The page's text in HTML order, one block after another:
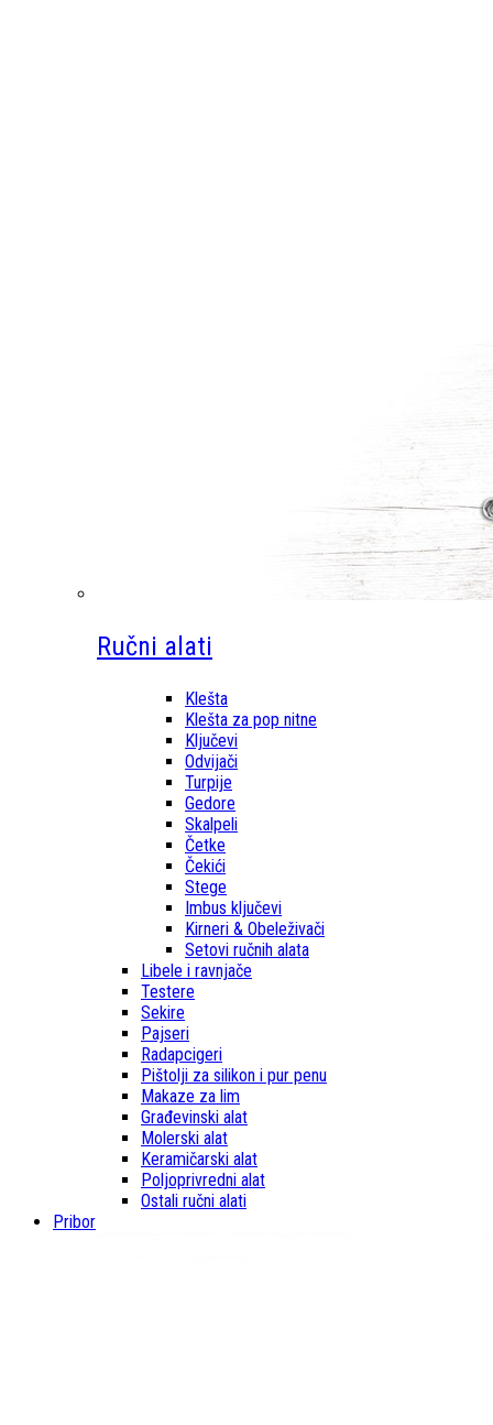
Ručni alati
Klešta
Klešta za pop nitne
Ključevi
Odvijači
Turpije
Gedore
Skalpeli
Četke
Čekići
Stege
Imbus ključevi
Kirneri & Obeleživači
Setovi ručnih alata
Libele i ravnjače
Testere
Sekire
Pajseri
Radapcigeri
Pištolji za silikon i pur penu
Makaze za lim
Građevinski alat
Molerski alat
Keramičarski alat
Poljoprivredni alat
Ostali ručni alati
Pribor